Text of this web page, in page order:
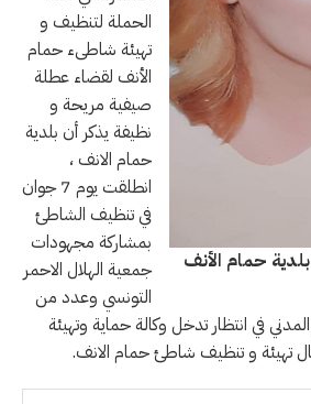
حمام الأنف
الحملة لتنظيف و
تهيئة شاطىء حمام
الأنف لقضاء عطلة
صيفية مريحة و
نظيفة يذكر أن بلدية
حمام الانف ،
انطلقت يوم 7 جوان
في تنظيف الشاطئ
بمشاركة مجهودات
جمعية الهلال الاحمر
التونسي وعدد من
في انتظار تدخل وكالة حماية وتهيئة
تهيئة و تنظيف شاطئ حمام الانف.